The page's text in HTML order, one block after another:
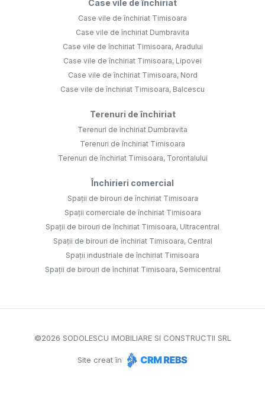
Case vile de închiriat
Case vile de închiriat Timisoara
Case vile de închiriat Dumbravita
Case vile de închiriat Timisoara, Aradului
Case vile de închiriat Timisoara, Lipovei
Case vile de închiriat Timisoara, Nord
Case vile de închiriat Timisoara, Balcescu
Terenuri de închiriat
Terenuri de închiriat Dumbravita
Terenuri de închiriat Timisoara
Terenuri de închiriat Timisoara, Torontalului
Închirieri comercial
Spații de birouri de închiriat Timisoara
Spații comerciale de închiriat Timisoara
Spații de birouri de închiriat Timisoara, Ultracentral
Spații de birouri de închiriat Timisoara, Central
Spații industriale de închiriat Timisoara
Spații de birouri de închiriat Timisoara, Semicentral
©2026 SODOLESCU IMOBILIARE SI CONSTRUCTII SRL
Site creat în